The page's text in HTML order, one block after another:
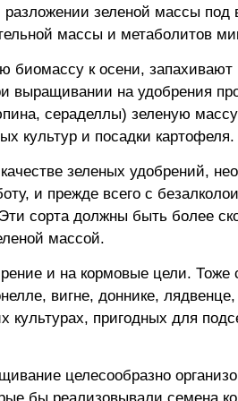
зеленой массы под
массы и метаболитов
биомассу к осени, запахивают
выращивании на удобрения
сераделлы) зеленую
культур и посадки картофеля.
зеленых удобрений,
и прежде всего с
сорта должны быть более
массой.
и на кормовые цели. Тоже
вигне, доннике,
культурах, пригодных для
целесообразно